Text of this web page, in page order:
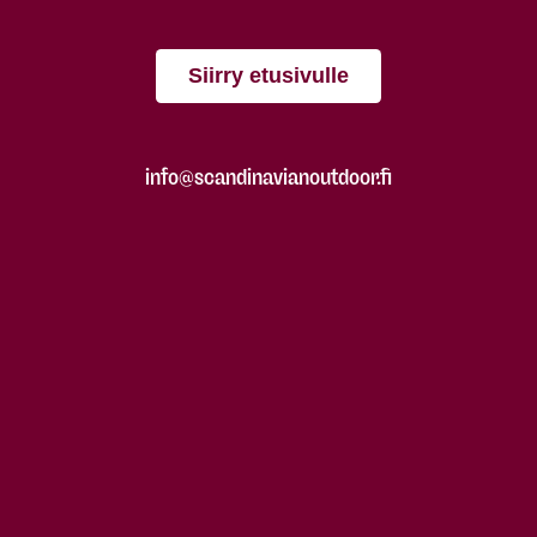
Siirry etusivulle
info@scandinavianoutdoor.fi